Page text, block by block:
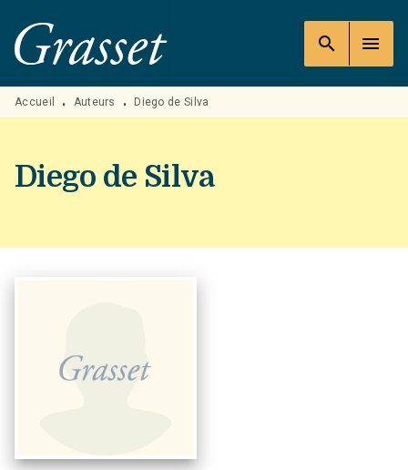
MENU RECHERCHE
PIED DE PAGE
search menu
Accueil • Auteurs • Diego de Silva
Diego de Silva